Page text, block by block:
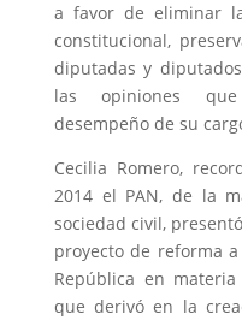
a favor de eliminar
constitucional,
diputadas y
las opiniones
desempeño de su
Cecilia Romero,
2014 el PAN, de la
sociedad civil,
proyecto de reforma
República en
que derivó en la